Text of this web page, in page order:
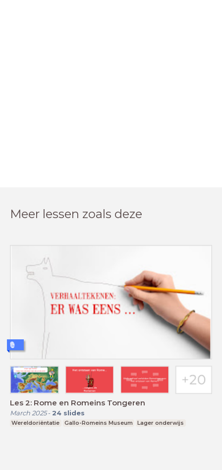
Meer lessen zoals deze
Les 2: Rome en Romeins Tongeren
March 2025- 24 slides
Wereldoriëntatie Gallo-Romeins Museum Lager onderwijs